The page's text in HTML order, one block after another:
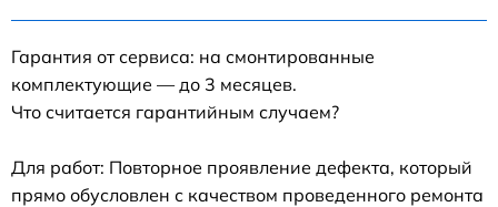
Гарантия от сервиса: на смонтированные
комплектующие — до 3 месяцев.
Что считается гарантийным случаем?
Для работ: Повторное проявление дефекта, который
прямо обусловлен с качеством проведенного ремонта